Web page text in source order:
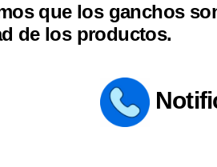
que los ganchos
de los productos.